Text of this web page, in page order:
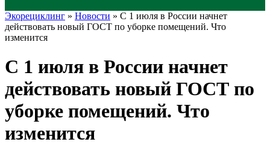
Экорециклинг » Новости » С 1 июля в России начнет
действовать новый ГОСТ по уборке помещений. Что
изменится
С 1 июля в России начнет
действовать новый ГОСТ по
уборке помещений. Что
изменится